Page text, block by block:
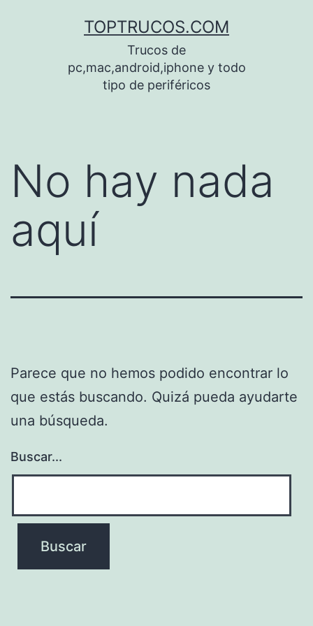
TOPTRUCOS.COM
Trucos de
pc,mac,android,iphone y todo
tipo de periféricos
No hay nada
aquí
Parece que no hemos podido encontrar lo
que estás buscando. Quizá pueda ayudarte
una búsqueda.
Buscar...